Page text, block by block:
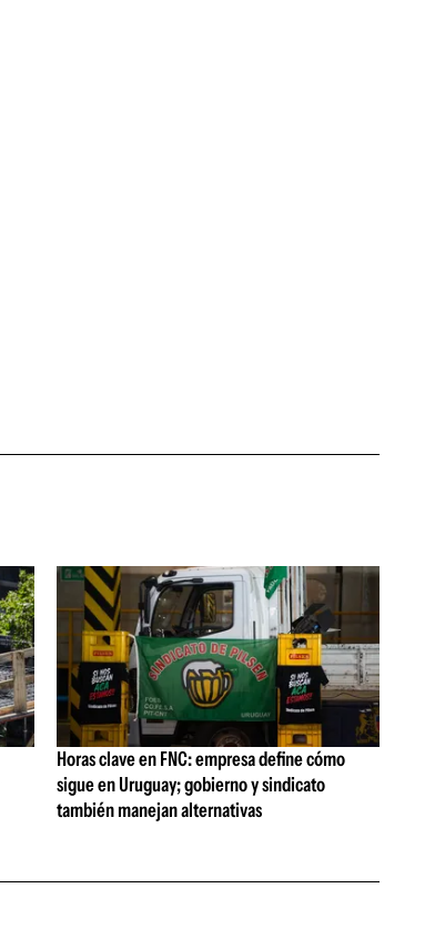
Horas clave en FNC: empresa define cómo
sigue en Uruguay; gobierno y sindicato
también manejan alternativas